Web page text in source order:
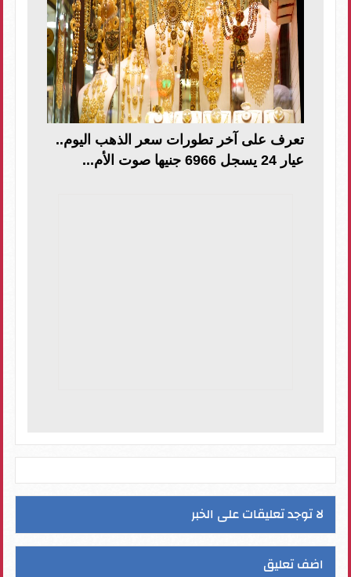
تعرف على آخر تطورات سعر الذهب اليوم..
عيار 24 يسجل 6966 جنيها صوت الأم...
لا توجد تعليقات على الخبر
اضف تعليق